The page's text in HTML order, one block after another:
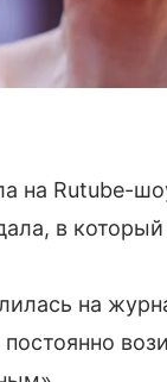
на Rutube-
в
на